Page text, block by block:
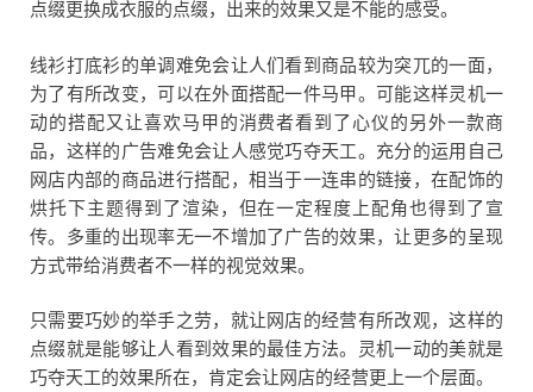
点缀更换成衣服的点缀，出来的效果又是不能的感受。
线衫打底衫的单调难免会让人们看到商品较为突兀的一面，
为了有所改变，可以在外面搭配一件马甲。可能这样灵机一
动的搭配又让喜欢马甲的消费者看到了心仪的另外一款商
品，这样的广告难免会让人感觉巧夺天工。充分的运用自己
网店内部的商品进行搭配，相当于一连串的链接，在配饰的
烘托下主题得到了渲染，但在一定程度上配角也得到了宣
传。多重的出现率无一不增加了广告的效果，让更多的呈现
方式带给消费者不一样的视觉效果。
只需要巧妙的举手之劳，就让网店的经营有所改观，这样的
点缀就是能够让人看到效果的最佳方法。灵机一动的美就是
巧夺天工的效果所在，肯定会让网店的经营更上一个层面。